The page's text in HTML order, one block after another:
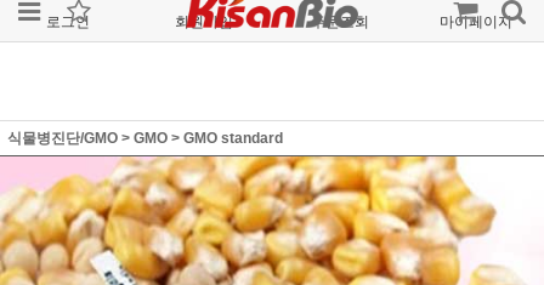
로그인 회원가입 주문조회 마이페이지
식물병진단/GMO > GMO > GMO standard